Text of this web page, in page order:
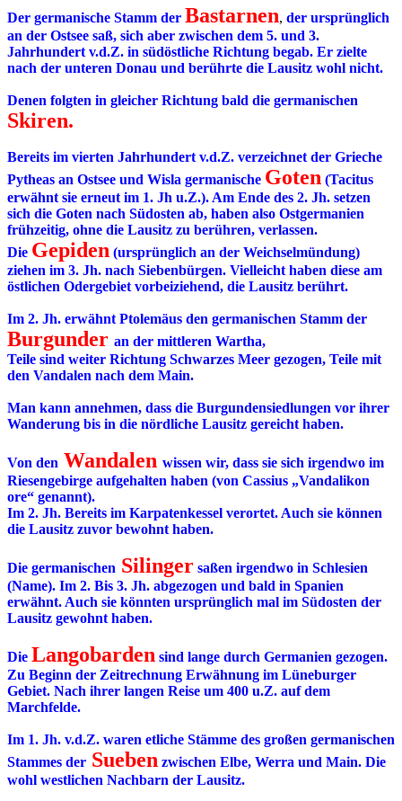
Der germanische Stamm der Bastarnen, der ursprünglich
an der Ostsee saß, sich aber zwischen dem 5. und 3.
Jahrhundert v.d.Z. in südöstliche Richtung begab. Er zielte
nach der unteren Donau und berührte die Lausitz wohl nicht.
Denen folgten in gleicher Richtung bald die germanischen
Skiren.
Bereits im vierten Jahrhundert v.d.Z. verzeichnet der Grieche
Pytheas an Ostsee und Wisla germanische Goten (Tacitus
erwähnt sie erneut im 1. Jh u.Z.). Am Ende des 2. Jh. setzen
sich die Goten nach Südosten ab, haben also Ostgermanien
frühzeitig, ohne die Lausitz zu berühren, verlassen.
Die Gepiden (ursprünglich an der Weichselmündung)
ziehen im 3. Jh. nach Siebenbürgen. Vielleicht haben diese am
östlichen Odergebiet vorbeiziehend, die Lausitz berührt.
Im 2. Jh. erwähnt Ptolemäus den germanischen Stamm der
Burgunder an der mittleren Wartha,
Teile sind weiter Richtung Schwarzes Meer gezogen, Teile mit
den Vandalen nach dem Main.
Man kann annehmen, dass die Burgundensiedlungen vor ihrer
Wanderung bis in die nördliche Lausitz gereicht haben.
Von den Wandalen wissen wir, dass sie sich irgendwo im
Riesengebirge aufgehalten haben (von Cassius „Vandalikon
ore“ genannt).
Im 2. Jh. Bereits im Karpatenkessel verortet. Auch sie können
die Lausitz zuvor bewohnt haben.
Die germanischen Silinger saßen irgendwo in Schlesien
(Name). Im 2. Bis 3. Jh. abgezogen und bald in Spanien
erwähnt. Auch sie könnten ursprünglich mal im Südosten der
Lausitz gewohnt haben.
Die Langobarden sind lange durch Germanien gezogen.
Zu Beginn der Zeitrechnung Erwähnung im Lüneburger
Gebiet. Nach ihrer langen Reise um 400 u.Z. auf dem
Marchfelde.
Im 1. Jh. v.d.Z. waren etliche Stämme des großen germanischen
Stammes der Sueben zwischen Elbe, Werra und Main. Die
wohl westlichen Nachbarn der Lausitz.